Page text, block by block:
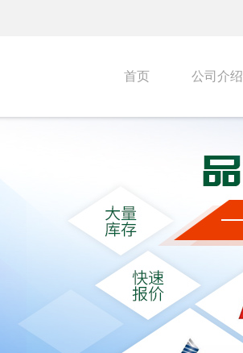
首页 公司介绍